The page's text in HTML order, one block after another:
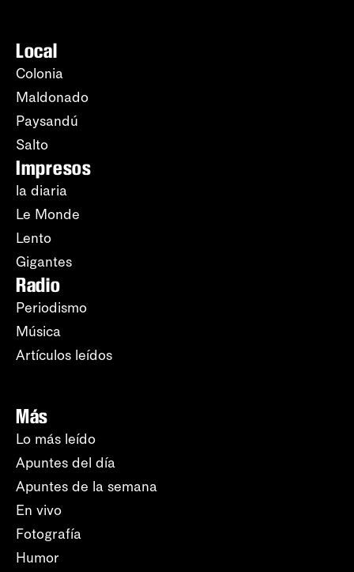
Local
Colonia
Maldonado
Paysandú
Salto
Impresos
la diaria
Le Monde
Lento
Gigantes
Radio
Periodismo
Música
Artículos leídos
Más
Lo más leído
Apuntes del día
Apuntes de la semana
En vivo
Fotografía
Humor